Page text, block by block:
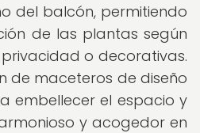
del balcón, permitiendo
de las plantas según
o decorativas.
de maceteros de diseño
embellecer el espacio y
y acogedor en